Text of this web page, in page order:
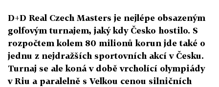
D+D Real Czech Masters je nejlépe obsazeným
golfovým turnajem, jaký kdy Česko hostilo. S
rozpočtem kolem 80 milionů korun jde také o
jednu z nejdražších sportovních akcí v Česku.
Turnaj se ale koná v době vrcholící olympiády
v Riu a paralelně s Velkou cenou silničních